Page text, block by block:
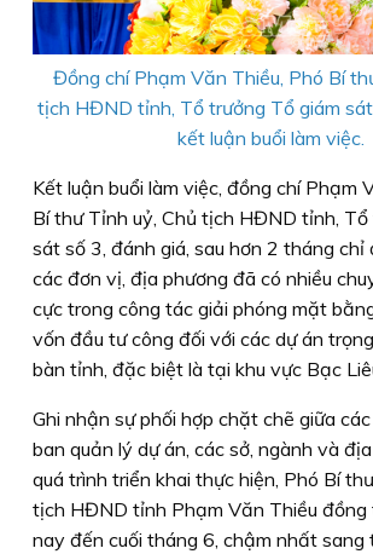
Đồng chí Phạm Văn Thiều, Phó Bí
tịch HĐND tỉnh, Tổ trưởng Tổ giám
kết luận buổi làm việc.
Kết luận buổi làm việc, đồng chí Phạm
Bí thư Tỉnh uỷ, Chủ tịch HĐND tỉnh,
sát số 3, đánh giá, sau hơn 2 tháng chỉ
các đơn vị, địa phương đã có nhiều
cực trong công tác giải phóng mặt
vốn đầu tư công đối với các dự án
bàn tỉnh, đặc biệt là tại khu vực Bạc
Ghi nhận sự phối hợp chặt chẽ giữa
ban quản lý dự án, các sở, ngành và
quá trình triển khai thực hiện, Phó Bí
tịch HĐND tỉnh Phạm Văn Thiều đồng
nay đến cuối tháng 6, chậm nhất sang